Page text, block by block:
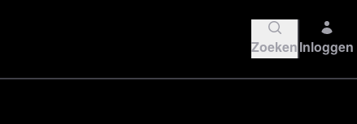
ZoekenInloggen